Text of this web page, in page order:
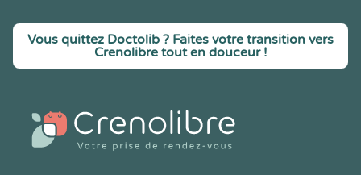
Vous quittez Doctolib ? Faites votre transition vers
Crenolibre tout en douceur !